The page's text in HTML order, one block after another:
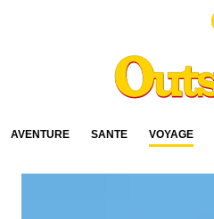
AVENTURE SANTÉ VOYAGE